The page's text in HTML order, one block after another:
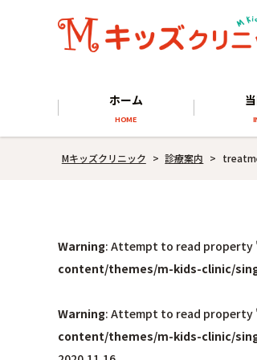
ホーム
HOME
Mキッズクリニック > 診療案内 >
Warning: Attempt to read
content/themes/m-kids-clinic/
Warning: Attempt to read
content/themes/m-kids-clinic/